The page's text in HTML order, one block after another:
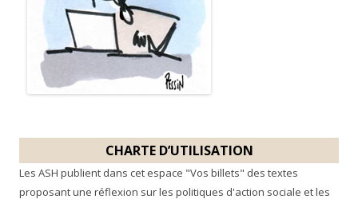
CHARTE D’UTILISATION
Les ASH publient dans cet espace "Vos billets" des textes
proposant une réflexion sur les politiques d'action sociale et les